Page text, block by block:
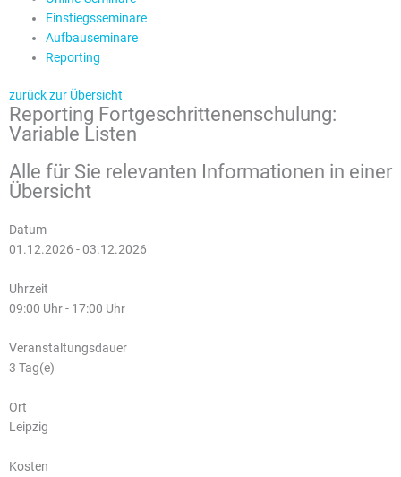
Einstiegsseminare
Aufbauseminare
Reporting
zurück zur Übersicht
Reporting Fortgeschrittenenschulung:
Variable Listen
Alle für Sie relevanten Informationen in einer
Übersicht
Datum
01.12.2026 - 03.12.2026
Uhrzeit
09:00 Uhr - 17:00 Uhr
Veranstaltungsdauer
3 Tag(e)
Ort
Leipzig
Kosten